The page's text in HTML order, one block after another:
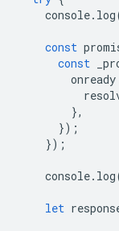
console. log
const
const
onready
},
});
});
console. log
let